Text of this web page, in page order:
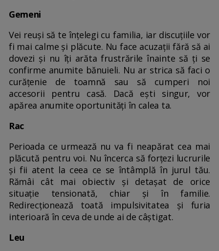
Gemeni
Vei reuși să te înțelegi cu familia, iar discuțiile vor
fi mai calme și plăcute. Nu face acuzații fără să ai
dovezi și nu îți arăta frustrările înainte să ți se
confirme anumite bănuieli. Nu ar strica să faci o
curățenie de toamnă sau să cumperi noi
accesorii pentru casă. Dacă ești singur, vor
apărea anumite oportunități în calea ta.
Rac
Perioada ce urmează nu va fi neapărat cea mai
plăcută pentru voi. Nu încerca să forțezi lucrurile
și fii atent la ceea ce se întâmplă în jurul tău.
Rămâi cât mai obiectiv și detașat de orice
situație tensionată, chiar și în familie.
Redirecționează toată impulsivitatea și furia
interioară în ceva de unde ai de câștigat.
Leu